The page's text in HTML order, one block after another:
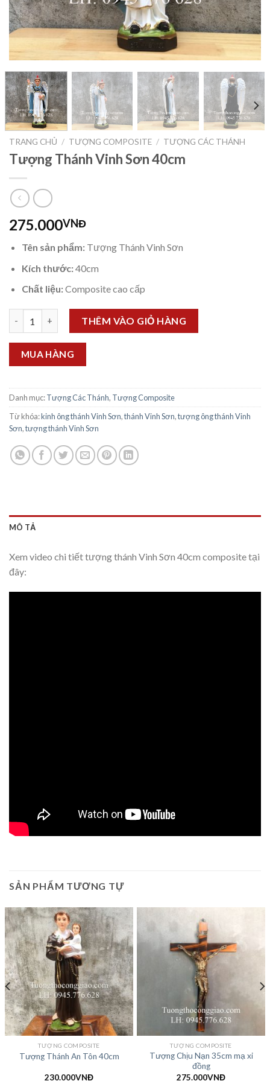
TRANG CHỦ / TƯỢNG COMPOSITE / TƯỢNG CÁC THÁNH
Tượng Thánh Vinh Sơn 40cm
275.000VNĐ
Tên sản phẩm:Tượng Thánh Vinh Sơn
Kích thước:40cm
Chất liệu:Composite cao cấp
Tượng Thánh Vinh Sơn 40cm số lượng
THÊM VÀO GIỎ HÀNG
MUA HÀNG
Danh mục:Tượng Các Thánh, Tượng Composite
Từ khóa:kinh ông thánh Vinh Sơn,thánh Vinh Sơn,tượng ông thánh Vinh
Sơn,tượng thánh Vinh Sơn
MÔ TẢ
Xem video chi tiết tượng thánh Vinh Sơn 40cm composite tại
đây:
SẢN PHẨM TƯƠNG TỰ
TƯỢNG COMPOSITE
Tượng Thánh An Tôn 40cm
230.000VNĐ
TƯỢNG COMPOSITE
Tượng Chịu Nạn 35cm mạ xi
đồng
275.000VNĐ